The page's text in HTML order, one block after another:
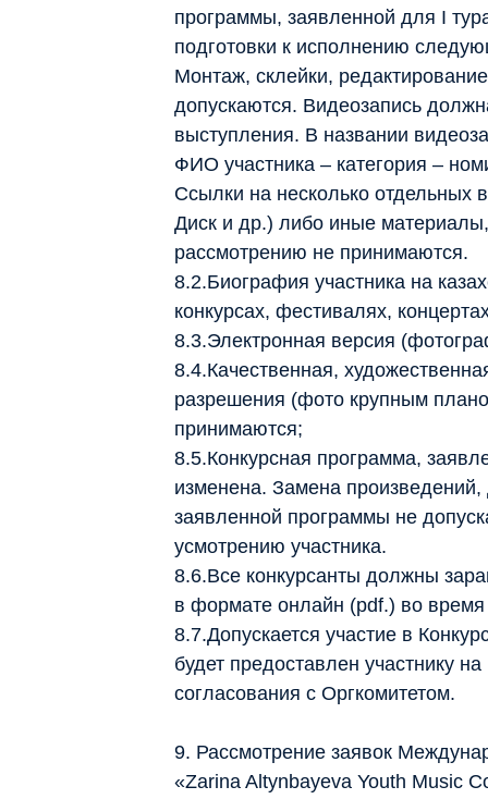
программы, заявленной для I
подготовки к исполнению
Монтаж, склейки,
допускаются. Видеозапись
выступления. В названии
ФИО участника – категория –
Ссылки на несколько отдельных
Диск и др.) либо иные
рассмотрению не принимаются.
8.2.Биография участника на
конкурсах, фестивалях,
8.3.Электронная версия
8.4.Качественная,
разрешения (фото крупным
принимаются;
8.5.Конкурсная программа,
изменена. Замена
заявленной программы не
усмотрению участника.
8.6.Все конкурсанты должны
в формате онлайн (pdf.) во время
8.7.Допускается участие в
будет предоставлен участнику
согласования с Оргкомитетом.
9. Рассмотрение заявок
«Zarina Altynbayeva Youth Music